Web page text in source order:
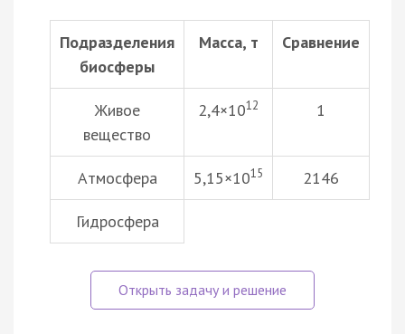
Подразделения
биосферы
Масса, т Сравнение
Живое
вещество
2,4×1012 1
Атмосфера 5,15×1015 2146
Гидросфера